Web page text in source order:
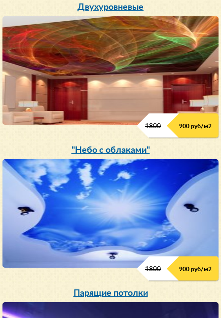
Двухуровневые
1800 900 руб/м2
"Небо с облаками"
1800 900 руб/м2
Парящие потолки